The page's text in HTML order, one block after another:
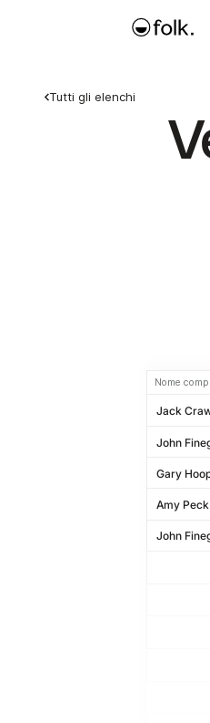
Tutti gli elenchi
Nome
Jack
John
Gary
Amy Peck
John